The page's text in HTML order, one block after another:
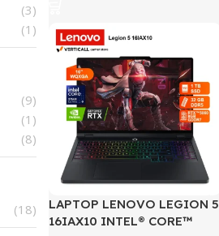
(3)
(1)
(9)
(1)
(8)
(18)
SALE
LAPTOP LENOVO LEGION 5
16IAX10 INTEL® CORE™